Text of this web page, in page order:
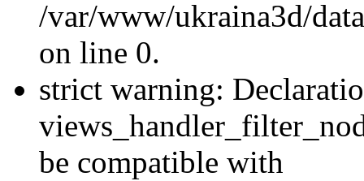
/var/www/ukraina3d/
on line 0.
strict warning:
be compatible with